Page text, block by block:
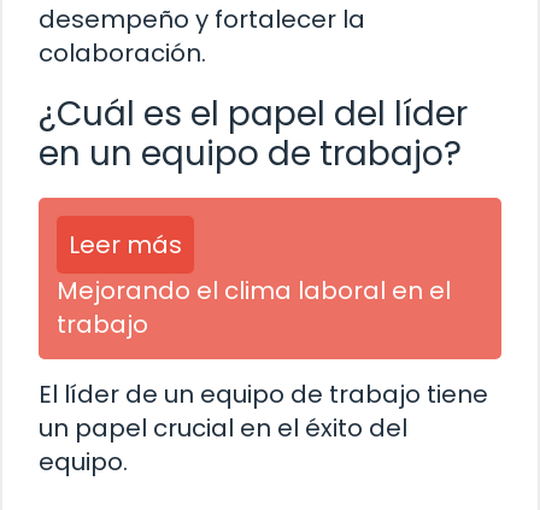
desempeño y fortalecer la
colaboración.
¿Cuál es el papel del líder
en un equipo de trabajo?
Leer más
Mejorando el clima laboral en el
trabajo
El líder de un equipo de trabajo tiene
un papel crucial en el éxito del
equipo.